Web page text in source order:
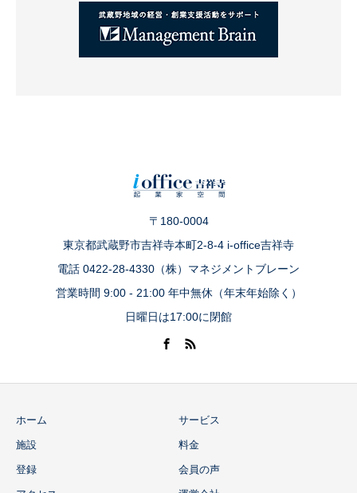
〒180-0004
東京都武蔵野市吉祥寺本町2-8-4 i-office吉祥寺
電話 0422-28-4330（株）マネジメントブレーン
営業時間 9:00 - 21:00 年中無休（年末年始除く）
日曜日は17:00に閉館
ホーム サービス
施設 料金
登録 会員の声